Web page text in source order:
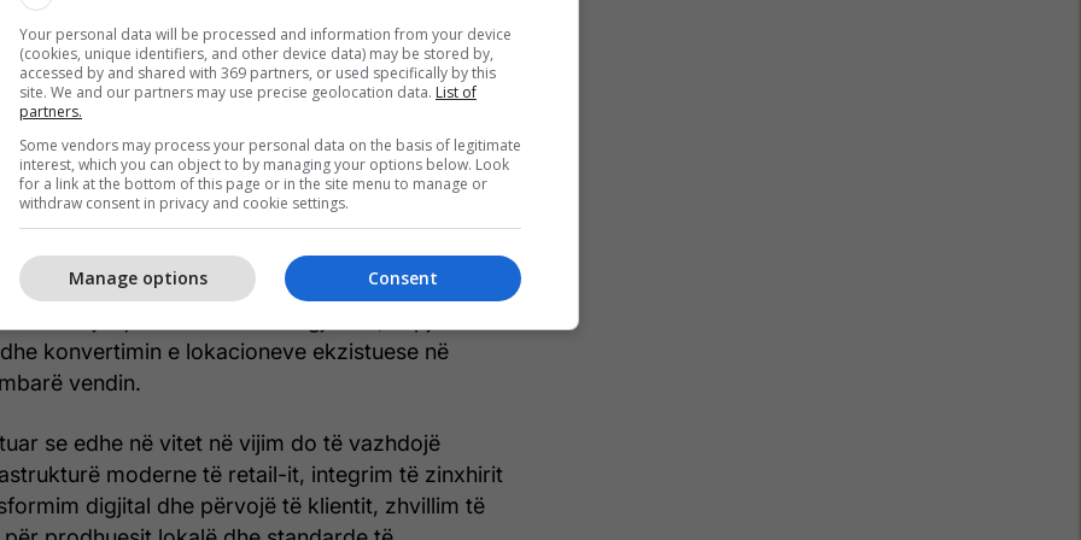
se bëhet fjalë për një investim strategjik
të tregtisë me pakicë në rajon. Kompania
gjatë tre viteve të ardhshme planifikon të
se 45 milionë euro në Maqedoninë e Veriut, të
e një qendre moderne logjistike, hapjen e
konvertimin e lokacioneve ekzistuese në
vendin.
se edhe në vitet në vijim do të vazhdojë
moderne të retail-it, integrim të zinxhirit
digjital dhe përvojë të klientit, zhvillim të
Your personal data will be processed and information from your device
(cookies, unique identifiers, and other device data) may be stored by,
accessed by and shared with 369 partners, or used specifically by this
site. We and our partners may use precise geolocation data. List of
partners.
Some vendors may process your personal data on the basis of legitimate
interest, which you can object to by managing your options below. Look
for a link at the bottom of this page or in the site menu to manage or
withdraw consent in privacy and cookie settings.
Consent
Manage options